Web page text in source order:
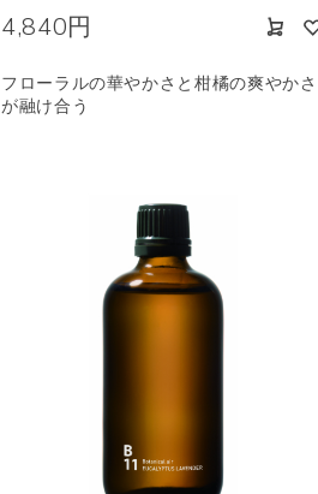
4,840円
フローラルの華やかさと柑橘の爽やかさ
が融け合う